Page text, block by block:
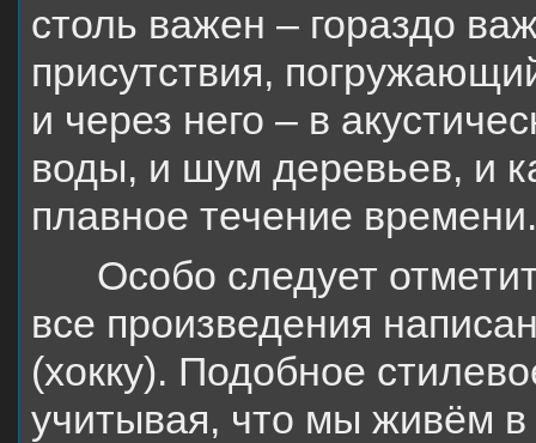
столь важен – гораздо
присутствия,
и через него – в
воды, и шум деревьев, и
плавное течение времени.
Особо следует
все произведения
(хокку). Подобное
учитывая, что мы живём в